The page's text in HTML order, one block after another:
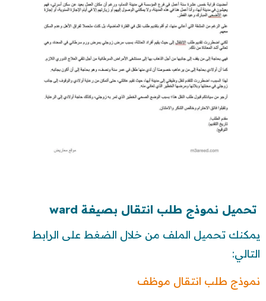
تحميل نموذج طلب انتقال بصيغة ward
يمكنك تحميل الملف من خلال الضغط على الرابط
التالي:
نموذج طلب انتقال موظف